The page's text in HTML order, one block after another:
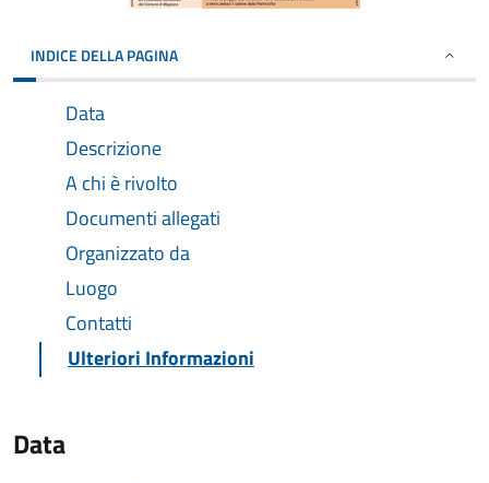
INDICE DELLA PAGINA
Data
Descrizione
A chi è rivolto
Documenti allegati
Organizzato da
Luogo
Contatti
Ulteriori Informazioni
Data